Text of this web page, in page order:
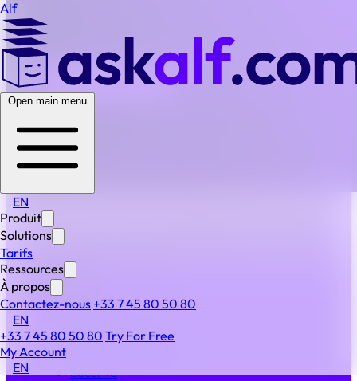
Alf
Open main menu
EN
Produit
Solutions
Tarifs
Ressources
À propos
Contactez-nous +33 7 45 80 50 80
EN
+33 7 45 80 50 80 Try For Free
My Account
EN
BACK TO ALL FAQS
Toutes vos données sont hébergées exclusivement sur
des serveurs sécurisés au sein de l’Union européenne,
conception. ALF utilise le chiffrement de bout en bout et
le contrôle d’accès basé sur les rôles pour s’assurer que
vos informations restent protégées à tous les niveaux.
Vous choisissez votre modèle d’hébergement : EU cloud,
serveurs dédiés ou sur site.
PRODUIT
Produit
Fonctionnalités
Sécurité